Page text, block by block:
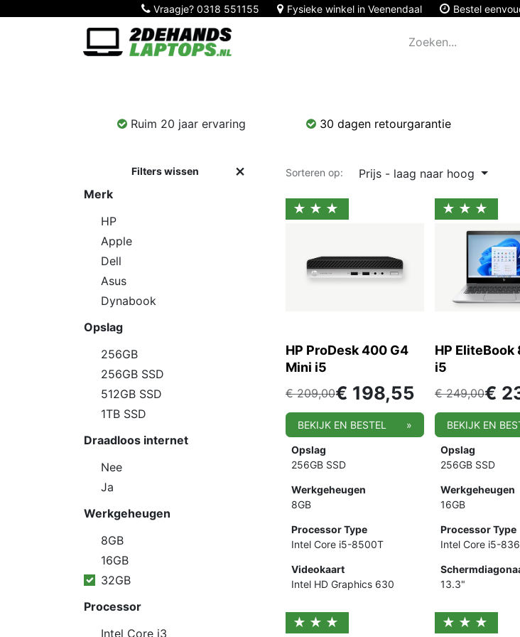
Vraagje? 0318 551155 Fysieke winkel in Veenendaal Bestel
Ruim 20 jaar ervaring 30 dagen retourgarantie
Filters wissen
Merk
HP
Apple
Dell
Asus
Dynabook
Opslag
256GB
256GB SSD
512GB SSD
1TB SSD
Draadloos internet
Nee
Ja
Werkgeheugen
8GB
16GB
32GB
Processor
Intel Core i3
Sorteren op: Prijs - laag naar hoog
★★★
HP ProDesk 400 G4
Mini i5
€209,00€ 198,55
BEKIJK EN BESTEL »
Opslag
256GB SSD
Werkgeheugen
8GB
Processor Type
Intel Core i5-8500T
Videokaart
Intel HD Graphics 630
★★★
HP EliteBook
i5
€249,00€
BEKIJK EN
Opslag
256GB SSD
Werkgeheugen
16GB
Processor Type
Intel Core i5-
13.3"
★★★ ★★★